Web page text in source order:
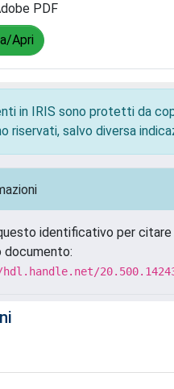
PDF
Apri
in IRIS sono protetti da
riservati, salvo diversa
identificativo per citare
documento: